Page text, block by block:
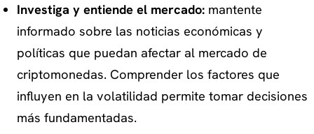
Investiga y entiende el mercado:mantente
informado sobre las noticias económicas y
políticas que puedan afectar al mercado de
criptomonedas. Comprender los factores que
influyen en la volatilidad permite tomar decisiones
más fundamentadas.